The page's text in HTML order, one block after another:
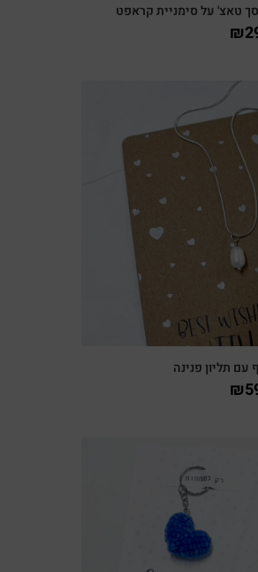
טאצ' על סימניית קראפט
₪
צפייה מהירה
תליון פנינה
₪
צפייה מהירה